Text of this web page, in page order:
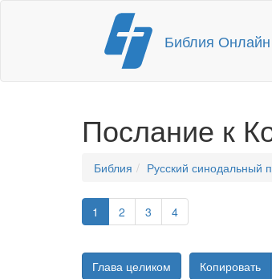
Перейти
содержимому
Библия Онлайн
Послание к
Библия Русский синодальный
1 2 3 4
Глава целиком Копировать